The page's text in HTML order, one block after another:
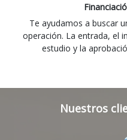
Te ayudamos a buscar
operación. La entrada, el
estudio y la
Nuestros